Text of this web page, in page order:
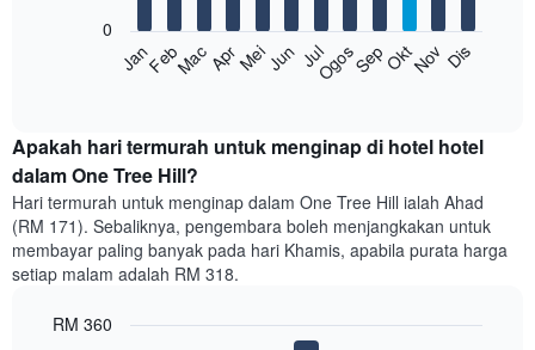
purata
setiap
bulan
Carta
mempunyai
1
JanFebMacAprMeiJun Jul
OgosSepOktNov Dis
0
Apakah hari termurah untuk menginap di hotel hotel
dalam One Tree Hill?
Hari termurah untuk menginap dalam One Tree Hill ialah Ahad
(RM 171). Sebaliknya, pengembara boleh menjangkakan untuk
membayar paling banyak pada hari Khamis, apabila purata harga
setiap malam adalah RM 318.
RM 360